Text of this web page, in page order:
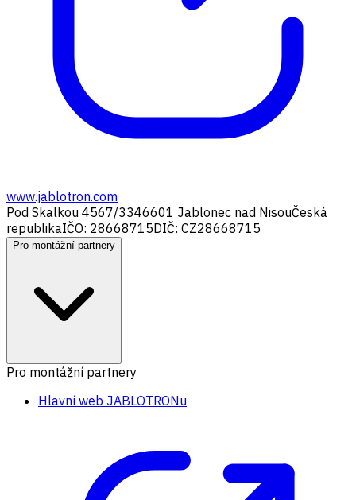
www.jablotron.com
Pod Skalkou 4567/3346601 Jablonec nad NisouČeská
republikaIČO: 28668715DIČ: CZ28668715
Pro montážní partnery
Pro montážní partnery
Hlavní web JABLOTRONu